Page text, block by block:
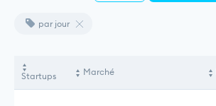
par jour
Startups Marché